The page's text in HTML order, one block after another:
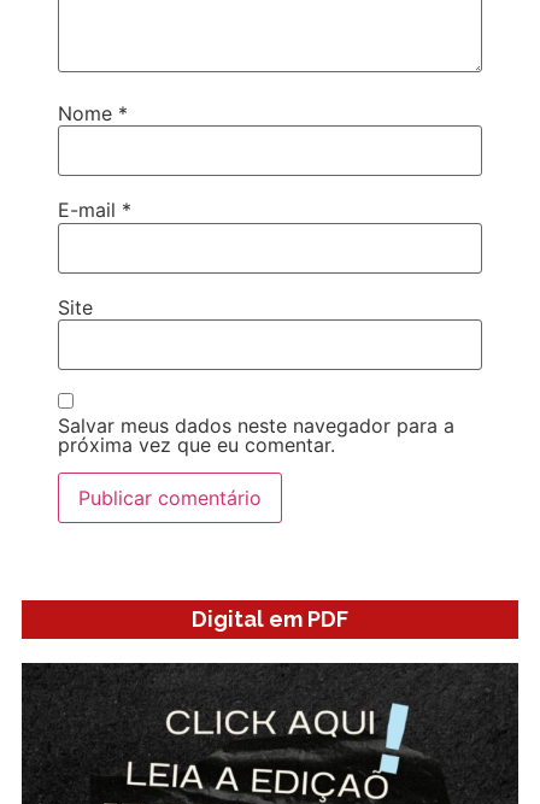
Nome *
E-mail *
Site
Salvar meus dados neste navegador para a
próxima vez que eu comentar.
Digital em PDF